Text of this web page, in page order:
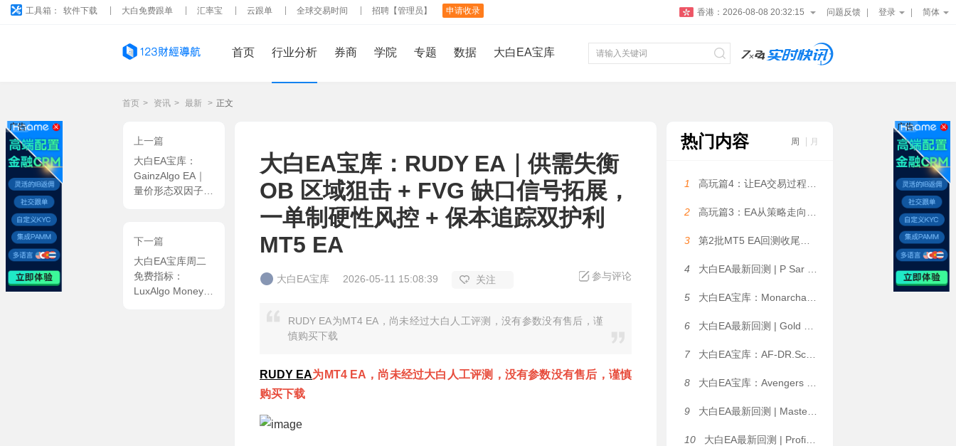
工具箱： 软件下载 大白免费跟单 汇率宝 云跟单 全球交易时间 招聘【管理员】 申请收录 香港： 2026-08-08 20:32:15 问题反馈 登录 简体
首页 行业分析 券商 学院 专题 数据 大白EA宝库
首页 > 资讯 > 最新 > 正文
上一篇
大白EA宝库：
GainzAlgo EA｜
量价形态双因子研
下一篇
大白EA宝库周二
免费指标：
LuxAlgo Money
大白EA宝库：RUDY EA｜供需失衡
OB 区域狙击 + FVG 缺口信号拓展，
一单制硬性风控 + 保本追踪双护利
MT5 EA
大白EA宝库 2026-05-11 15:08:39 关注 参与评论
RUDY EA为MT4 EA，尚未经过大白人工评测，没有参数没有售后，谨
慎购买下载
RUDY EA为MT4 EA，尚未经过大白人工评测，没有参数没有售后，谨慎
购买下载
热门内容 周 月
1 高玩篇4：让EA交易过程更可控——大白科普
2 高玩篇3：EA从策略走向系统——大白科普
3 第2批MT5 EA回测收尾，5个月利润131万美金是数据拟合吗？
4 大白EA最新回测 | P Sar Marti EA V2.02 MT4 2026年回测亏损9,996.47USD，胜率42.02%
5 大白EA宝库：Monarchal Algo EA | 动态网格 + 锁盈机制，仓位限制 + 追踪止损双重风控 MT4 EA
6 大白EA最新回测 | Gold Pulse MT4_1460+ [Gold Pulse Settings] EA 2026年回测亏损8,076.48USD，胜率50.00%
7 大白EA宝库：AF-DR.Scalper Pro+ Final｜三位一体交易引擎，震荡、趋势行情全覆盖，可多品种同时运行 MT4 EA
8 大白EA宝库：Avengers EA | 1.2 倍温和加仓 + 双层对冲风控，H4+VWAP 双重大盘过滤 MT4 EA
9 大白EA最新回测 | Master FX Scalper Ultimate [GOLD/XAUUSD Safe Set M5] EA 2026年回测利润达248,269,934.32USD，胜率80.73%
10 大白EA最新回测 | ProfitMachine AI Virtual EA [Author Monitoring Settings] 2026年回测利润达470.44USD，胜率81.83%
广告 广告